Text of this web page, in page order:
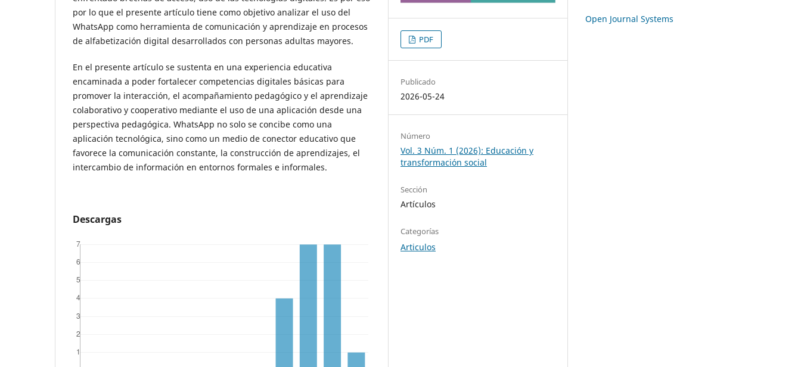
por lo que el presente artículo tiene como objetivo analizar el uso del
WhatsApp como herramienta de comunicación y aprendizaje en procesos
de alfabetización digital desarrollados con personas adultas mayores.
En el presente artículo se sustenta en una experiencia educativa
encaminada a poder fortalecer competencias digitales básicas para
promover la interacción, el acompañamiento pedagógico y el aprendizaje
colaborativo y cooperativo mediante el uso de una aplicación desde una
perspectiva pedagógica. WhatsApp no solo se concibe como una
aplicación tecnológica, sino como un medio de conector educativo que
favorece la comunicación constante, la construcción de aprendizajes, el
intercambio de información en entornos formales e informales.
Descargas
PDF
Publicado
2026-05-24
Número
Vol. 3 Núm. 1 (2026): Educación y
transformación social
Sección
Artículos
Categorías
Articulos
Open Journal Systems